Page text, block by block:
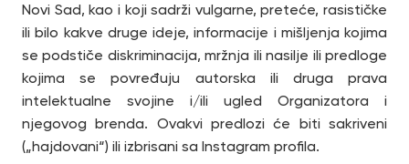
Novi Sad, kao i koji sadrži vulgarne, preteće, rasističke
ili bilo kakve druge ideje, informacije i mišljenja kojima
se podstiče diskriminacija, mržnja ili nasilje ili predloge
kojima se povređuju autorska ili druga prava
intelektualne svojine i/ili ugled Organizatora i
njegovog brenda. Ovakvi predlozi će biti sakriveni
(„hajdovani“) ili izbrisani sa Instagram profila.